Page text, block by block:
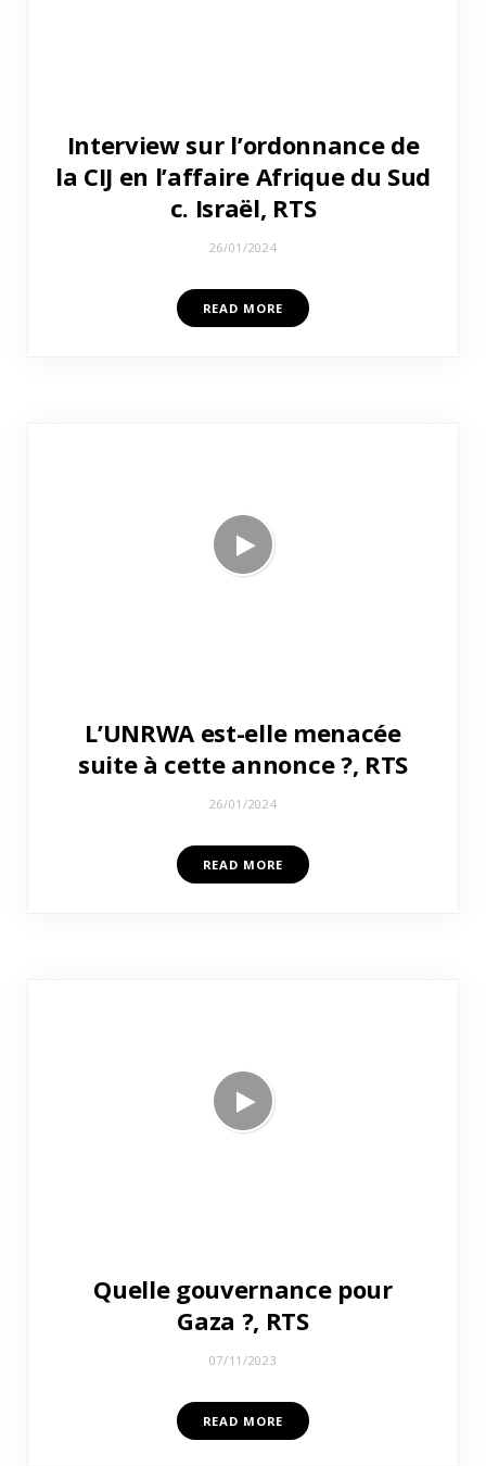
Interview sur l’ordonnance de
la CIJ en l’affaire Afrique du Sud
c. Israël, RTS
26/01/2024
READ MORE
L’UNRWA est-elle menacée
suite à cette annonce ?, RTS
26/01/2024
READ MORE
Quelle gouvernance pour
Gaza ?, RTS
07/11/2023
READ MORE